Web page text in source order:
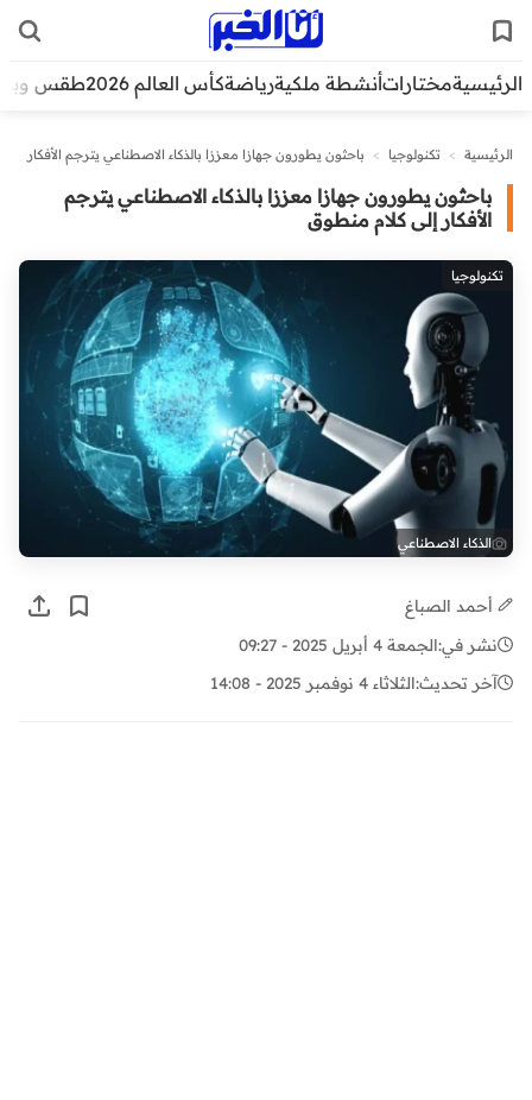
الرئيسيةمختاراتأنشطة ملكيةرياضةكأس العالم 2026 طقس
الرئيسية > تكنولوجيا >
باحثون يطورون جهازا معززا بالذكاء الاصطناعي يترجم الأفكار
باحثون يطورون جهازا معززا بالذكاء الاصطناعي يترجم
الأفكار إلى كلام منطوق
تكنولوجيا
الذكاء الاصطناعي
أحمد الصباغ
نشر في:الجمعة 4 أبريل 2025 - 09:27
آخر تحديث:الثلاثاء 4 نوفمبر 2025 - 14:08